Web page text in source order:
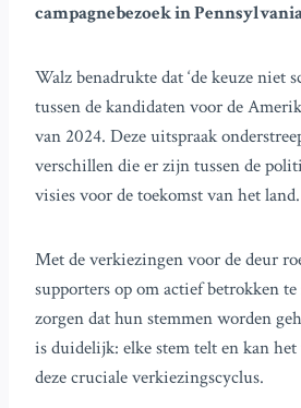
campagnebezoek in
Walz benadrukte dat ‘de keuze niet
tussen de kandidaten voor de
van 2024. Deze uitspraak
verschillen die er zijn tussen de
visies voor de toekomst van het land.
Met de verkiezingen voor de deur
supporters op om actief betrokken
zorgen dat hun stemmen worden
is duidelijk: elke stem telt en kan
deze cruciale verkiezingscyclus.